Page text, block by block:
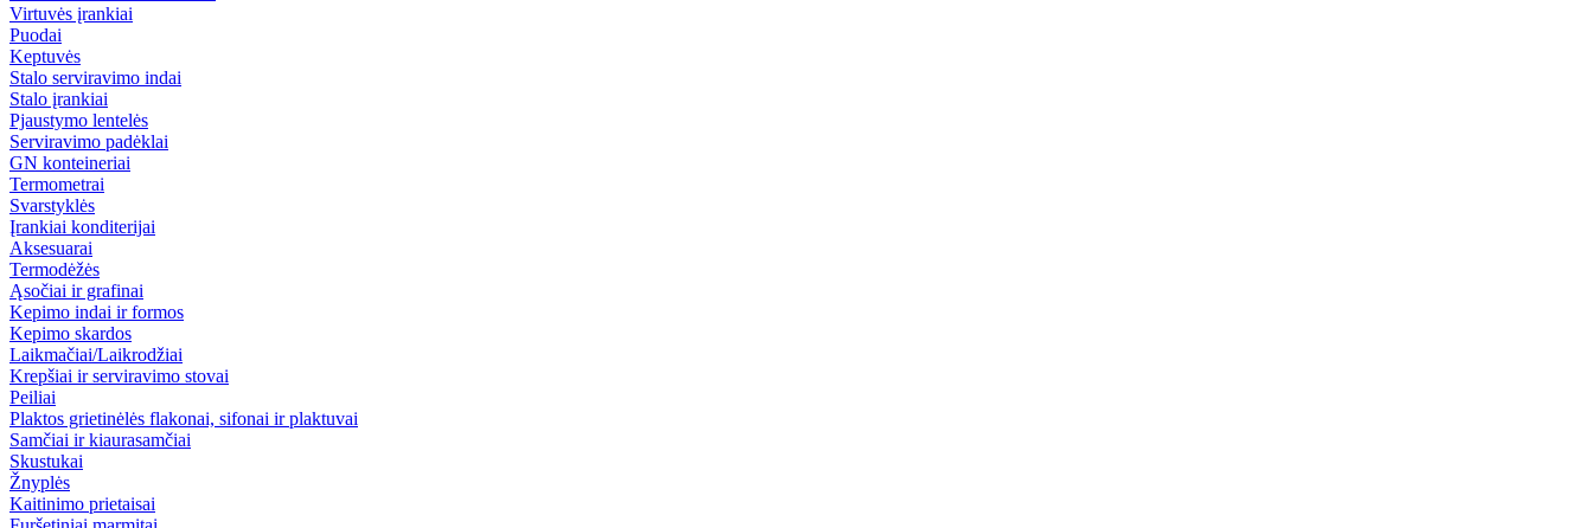
Virtuvės įrankiai
Puodai
Keptuvės
Stalo serviravimo indai
Stalo įrankiai
Pjaustymo lentelės
Serviravimo padėklai
GN konteineriai
Termometrai
Svarstyklės
Įrankiai konditerijai
Aksesuarai
Termodėžės
Ąsočiai ir grafinai
Kepimo indai ir formos
Kepimo skardos
Laikmačiai/Laikrodžiai
Krepšiai ir serviravimo stovai
Peiliai
Plaktos grietinėlės flakonai, sifonai ir plaktuvai
Samčiai ir kiaurasamčiai
Skustukai
Žnyplės
Kaitinimo prietaisai